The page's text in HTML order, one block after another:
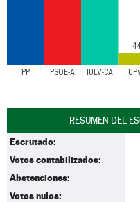
PP PSOE-A IULV-CA
44
RESUMEN DEL
Escrutado:
Votos contabilizados:
Abstenciones:
Votos nulos: